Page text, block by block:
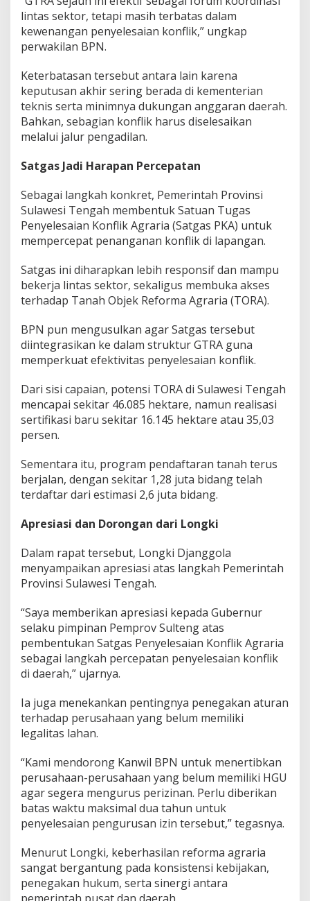
lintas sektor, tetapi masih terbatas dalam
kewenangan penyelesaian konflik,” ungkap
perwakilan BPN.
Keterbatasan tersebut antara lain karena
keputusan akhir sering berada di kementerian
teknis serta minimnya dukungan anggaran daerah.
Bahkan, sebagian konflik harus diselesaikan
melalui jalur pengadilan.
Satgas Jadi Harapan Percepatan
Sebagai langkah konkret, Pemerintah Provinsi
Sulawesi Tengah membentuk Satuan Tugas
Penyelesaian Konflik Agraria (Satgas PKA) untuk
mempercepat penanganan konflik di lapangan.
Satgas ini diharapkan lebih responsif dan mampu
bekerja lintas sektor, sekaligus membuka akses
terhadap Tanah Objek Reforma Agraria (TORA).
BPN pun mengusulkan agar Satgas tersebut
diintegrasikan ke dalam struktur GTRA guna
memperkuat efektivitas penyelesaian konflik.
Dari sisi capaian, potensi TORA di Sulawesi Tengah
mencapai sekitar 46.085 hektare, namun realisasi
sertifikasi baru sekitar 16.145 hektare atau 35,03
persen.
Sementara itu, program pendaftaran tanah terus
berjalan, dengan sekitar 1,28 juta bidang telah
terdaftar dari estimasi 2,6 juta bidang.
Apresiasi dan Dorongan dari Longki
Dalam rapat tersebut, Longki Djanggola
menyampaikan apresiasi atas langkah Pemerintah
Provinsi Sulawesi Tengah.
“Saya memberikan apresiasi kepada Gubernur
selaku pimpinan Pemprov Sulteng atas
pembentukan Satgas Penyelesaian Konflik Agraria
sebagai langkah percepatan penyelesaian konflik
di daerah,” ujarnya.
Ia juga menekankan pentingnya penegakan aturan
terhadap perusahaan yang belum memiliki
legalitas lahan.
“Kami mendorong Kanwil BPN untuk menertibkan
perusahaan-perusahaan yang belum memiliki HGU
agar segera mengurus perizinan. Perlu diberikan
batas waktu maksimal dua tahun untuk
penyelesaian pengurusan izin tersebut,” tegasnya.
Menurut Longki, keberhasilan reforma agraria
sangat bergantung pada konsistensi kebijakan,
penegakan hukum, serta sinergi antara